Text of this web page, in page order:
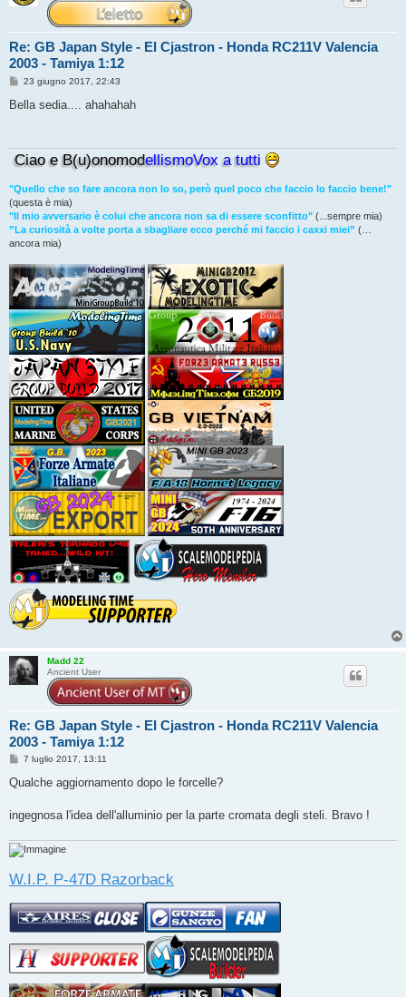
Re: GB Japan Style - El Cjastron - Honda RC211V Valencia
2003 - Tamiya 1:12
M
s
i
o
23 giugno 2017, 22:43
Bella sedia.... ahahahah
Ciao e B(u)onomodellismoVox a tutti
"Quello che so fare ancora non lo so, però quel poco che faccio lo faccio bene!"
(questa è mia)
"Il mio avversario è colui che ancora non sa di essere sconfitto" (...sempre mia)
”La curiosità a volte porta a sbagliare ecco perché mi faccio i caxxi miei” (…
ancora mia)
Madd 22
Ancient User
Re: GB Japan Style - El Cjastron - Honda RC211V Valencia
2003 - Tamiya 1:12
M
s
g
g
o
7 luglio 2017, 13:11
Qualche aggiornamento dopo le forcelle?
ingegnosa l'idea dell'alluminio per la parte cromata degli steli. Bravo !
W.I.P. P-47D Razorback